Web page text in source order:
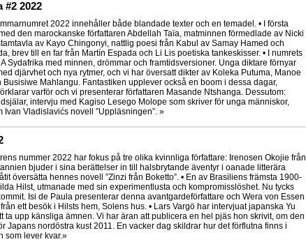
#2 2022
2022 innehåller både blandade texter och en temadel. • I första
den marockanske författaren Abdellah Taïa, matminnen förmedlade av Nicki
av Kayo Chingonyi, nattlig poesi från Kabul av Samay Hamed och
brev till en far från Martín Espada och Li Lis poetiska tankeskisser. • I numrets
Sydafrika med minnen, drömmar och framtidsversioner. Unga diktare förnyar
djärvhet och nya rytmer, och vi har översatt dikter av Koleka Putuma, Manoe
Busisiwe Mahlangu. Fantastiken upplever också en boom i dessa dagar,
varför och vi presenterar författaren Masande Ntshanga. Dessutom:
intervju med Kagiso Lesego Molope som skriver för unga människor,
Ivan Vladislavićs novell ”Uppläsningen”. »
nummer 2022 har fokus på tre olika kvinnliga författare: Irenosen Okojie från
bjuder i sina berättelser in till halsbrytande äventyr i oanade litterära
översätta hennes novell ”Zinzi från Boketto”. • En av Brasiliens främsta 1900-
Hilst, utmanade med sin experimentlusta och kompromisslöshet. Nu tycks
Isi de Paula presenterar denna avantgardeförfattare och Wera von Essen
ett besök i Hilsts hem, Solens hus. • Lars Vargö har intervjuat japanska Yu
ta upp känsliga ämnen. Vi har äran att publicera en hel pjäs hon skrivit, om den
Japans nordöstra kust 2011. En vacker dag skildrar hur det förflutna finns i
som lever kvar.»